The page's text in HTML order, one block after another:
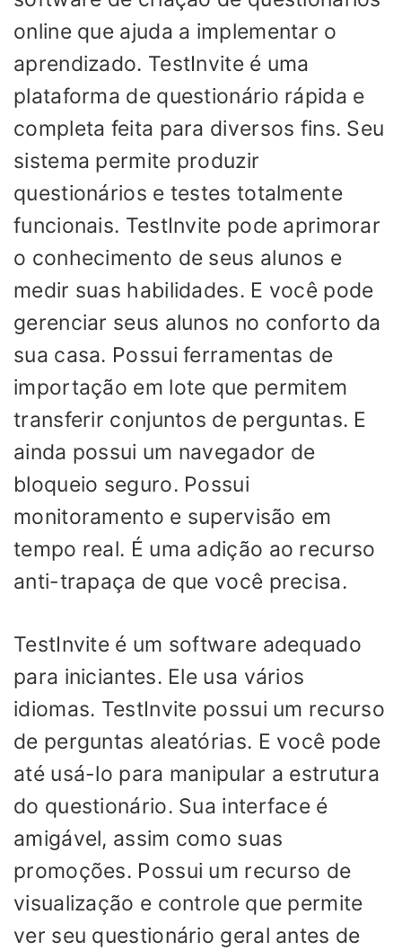
online que ajuda a implementar o
aprendizado. TestInvite é uma
plataforma de questionário rápida e
completa feita para diversos fins. Seu
sistema permite produzir
questionários e testes totalmente
funcionais. TestInvite pode aprimorar
o conhecimento de seus alunos e
medir suas habilidades. E você pode
gerenciar seus alunos no conforto da
sua casa. Possui ferramentas de
importação em lote que permitem
transferir conjuntos de perguntas. E
ainda possui um navegador de
bloqueio seguro. Possui
monitoramento e supervisão em
tempo real. É uma adição ao recurso
anti-trapaça de que você precisa.
TestInvite é um software adequado
para iniciantes. Ele usa vários
idiomas. TestInvite possui um recurso
de perguntas aleatórias. E você pode
até usá-lo para manipular a estrutura
do questionário. Sua interface é
amigável, assim como suas
promoções. Possui um recurso de
visualização e controle que permite
ver seu questionário geral antes de